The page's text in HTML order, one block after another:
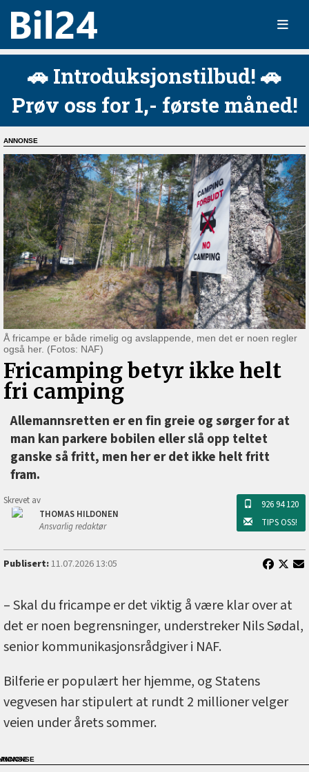
🚗 Introduksjonstilbud! 🚗
Prøv oss for 1,- første måned!
Å fricampe er både rimelig og avslappende, men det er noen regler
også her. (Fotos: NAF)
Fricamping betyr ikke helt
fri camping
Allemannsretten er en fin greie og sørger for at
man kan parkere bobilen eller slå opp teltet
ganske så fritt, men her er det ikke helt fritt
fram.
Skrevet av
THOMAS HILDONEN
Ansvarlig redaktør
926 94 120
TIPS OSS!
Publisert:11.07.2026 13:05
– Skal du fricampe er det viktig å være klar over at
det er noen begrensninger, understreker Nils Sødal,
senior kommunikasjonsrådgiver i NAF.
Bilferie er populært her hjemme, og Statens
vegvesen har stipulert at rundt 2 millioner velger
veien under årets sommer.